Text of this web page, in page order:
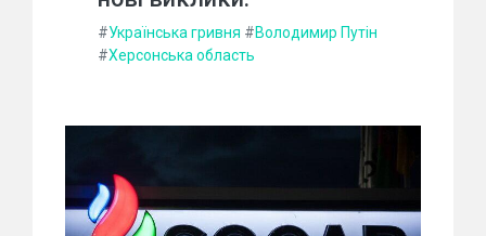
#Українська гривня #Володимир Путін
#Херсонська область